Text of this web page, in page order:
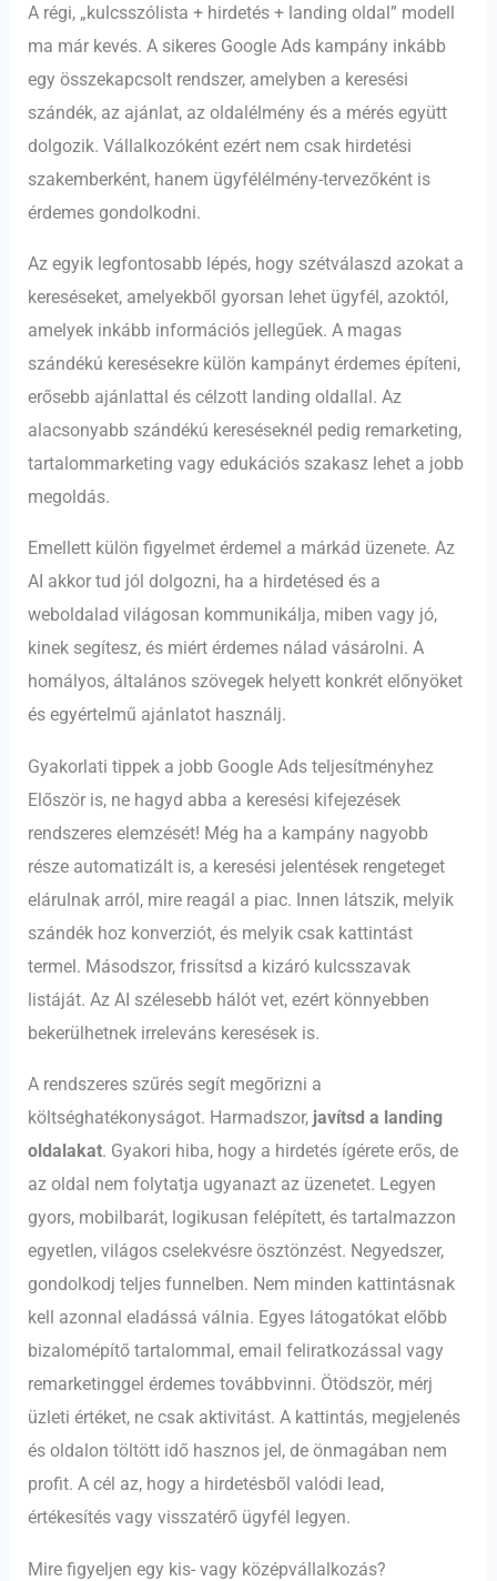
A régi, „kulcsszólista + hirdetés + landing oldal” modell
ma már kevés. A sikeres Google Ads kampány inkább
egy összekapcsolt rendszer, amelyben a keresési
szándék, az ajánlat, az oldalélmény és a mérés együtt
dolgozik. Vállalkozóként ezért nem csak hirdetési
szakemberként, hanem ügyfélélmény-tervezőként is
érdemes gondolkodni.
Az egyik legfontosabb lépés, hogy szétválaszd azokat a
kereséseket, amelyekből gyorsan lehet ügyfél, azoktól,
amelyek inkább információs jellegűek. A magas
szándékú keresésekre külön kampányt érdemes építeni,
erősebb ajánlattal és célzott landing oldallal. Az
alacsonyabb szándékú kereséseknél pedig remarketing,
tartalommarketing vagy edukációs szakasz lehet a jobb
megoldás.
Emellett külön figyelmet érdemel a márkád üzenete. Az
AI akkor tud jól dolgozni, ha a hirdetésed és a
weboldalad világosan kommunikálja, miben vagy jó,
kinek segítesz, és miért érdemes nálad vásárolni. A
homályos, általános szövegek helyett konkrét előnyöket
és egyértelmű ajánlatot használj.
Gyakorlati tippek a jobb Google Ads teljesítményhez
Először is, ne hagyd abba a keresési kifejezések
rendszeres elemzését! Még ha a kampány nagyobb
része automatizált is, a keresési jelentések rengeteget
elárulnak arról, mire reagál a piac. Innen látszik, melyik
szándék hoz konverziót, és melyik csak kattintást
termel. Másodszor, frissítsd a kizáró kulcsszavak
listáját. Az AI szélesebb hálót vet, ezért könnyebben
bekerülhetnek irreleváns keresések is.
A rendszeres szűrés segít megőrizni a
költséghatékonyságot. Harmadszor, javítsd a landing
oldalakat. Gyakori hiba, hogy a hirdetés ígérete erős, de
az oldal nem folytatja ugyanazt az üzenetet. Legyen
gyors, mobilbarát, logikusan felépített, és tartalmazzon
egyetlen, világos cselekvésre ösztönzést. Negyedszer,
gondolkodj teljes funnelben. Nem minden kattintásnak
kell azonnal eladássá válnia. Egyes látogatókat előbb
bizalomépítő tartalommal, email feliratkozással vagy
remarketinggel érdemes továbbvinni. Ötödször, mérj
üzleti értéket, ne csak aktivitást. A kattintás, megjelenés
és oldalon töltött idő hasznos jel, de önmagában nem
profit. A cél az, hogy a hirdetésből valódi lead,
értékesítés vagy visszatérő ügyfél legyen.
Mire figyeljen egy kis- vagy középvállalkozás?